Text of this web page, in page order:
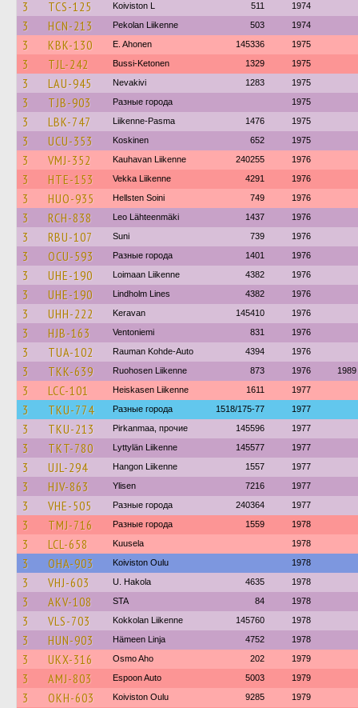
3 TCS-125 Koiviston L 511 1974
3 HCN-213 Pekolan Liikenne 503 1974
3 KBK-130 E. Ahonen 145336 1975
3 TJL-242 Bussi-Ketonen 1329 1975
3 LAU-945 Nevakivi 1283 1975
3 TJB-903 Разные города 1975
3 LBK-747 Liikenne-Pasma 1476 1975
3 UCU-353 Koskinen 652 1975
3 VMJ-352 Kauhavan Liikenne 240255 1976
3 HTE-153 Vekka Liikenne 4291 1976
3 HUO-935 Hellsten Soini 749 1976
3 RCH-838 Leo Lähteenmäki 1437 1976
3 RBU-107 Suni 739 1976
3 OCU-593 Разные города 1401 1976
3 UHE-190 Loimaan Liikenne 4382 1976
3 UHE-190 Lindholm Lines 4382 1976
3 UHH-222 Keravan 145410 1976
3 HJB-163 Ventoniemi 831 1976
3 TUA-102 Rauman Kohde-Auto 4394 1976
3 TKK-639 Ruohosen Liikenne 873 1976 1989
3 LCC-101 Heiskasen Liikenne 1611 1977
3 TKU-774 Разные города 1518/175-77 1977
3 TKU-213 Pirkanmaa, прочие 145596 1977
3 TKT-780 Lyttylän Liikenne 145577 1977
3 UJL-294 Hangon Liikenne 1557 1977
3 HJV-863 Ylisen 7216 1977
3 VHE-505 Разные города 240364 1977
3 TMJ-716 Разные города 1559 1978
3 LCL-658 Kuusela 1978
3 OHA-903 Koiviston Oulu 1978
3 VHJ-603 U. Hakola 4635 1978
3 AKV-108 STA 84 1978
3 VLS-703 Kokkolan Liikenne 145760 1978
3 HUN-903 Hämeen Linja 4752 1978
3 UKX-316 Osmo Aho 202 1979
3 AMJ-803 Espoon Auto 5003 1979
3 OKH-603 Koiviston Oulu 9285 1979